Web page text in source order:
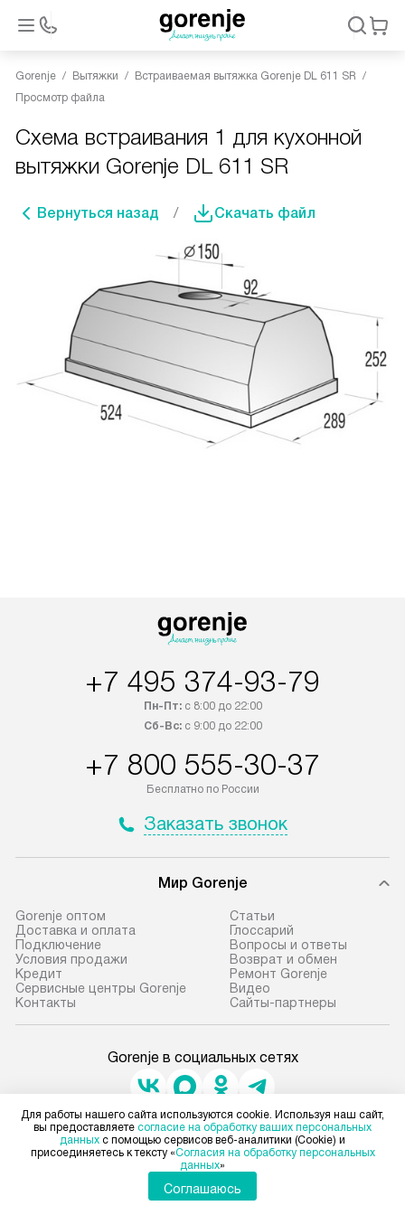
Gorenje Вытяжки
Встраиваемая вытяжка Gorenje DL 611 SR
Просмотр файла
Схема встраивания 1 для кухонной
вытяжки Gorenje DL 611 SR
Вернуться назад Скачать файл
+7 495 374-93-79
Пн-Пт:с 8:00 до 22:00
Сб-Вс:с 9:00 до 22:00
+7 800 555-30-37
Бесплатно по России
Заказать звонок
Мир Gorenje
Gorenje оптом
Доставка и оплата
Подключение
Условия продажи
Кредит
Сервисные центры Gorenje
Контакты
Cтатьи
Глоссарий
Вопросы и ответы
Возврат и обмен
Ремонт Gorenje
Видео
Сайты-партнеры
Gorenje в социальных сетях
Для физических лиц
shop@gorenje-ru.ru
Для юридических лиц
business@kvalitet.company
Для работы нашего сайта используются cookie. Используя наш сайт,
вы предоставляете согласие на обработку ваших персональных
данных с помощью сервисов веб-аналитики (Cookie) и
присоединяетесь к тексту «Согласия на обработку персональных
данных»
Соглашаюсь